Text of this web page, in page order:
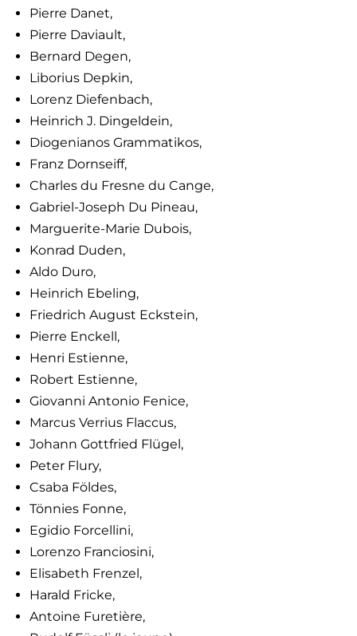
Pierre Danet,
Pierre Daviault,
Bernard Degen,
Liborius Depkin,
Lorenz Diefenbach,
Heinrich J. Dingeldein,
Diogenianos Grammatikos,
Franz Dornseiff,
Charles du Fresne du Cange,
Gabriel-Joseph Du Pineau,
Marguerite-Marie Dubois,
Konrad Duden,
Aldo Duro,
Heinrich Ebeling,
Friedrich August Eckstein,
Pierre Enckell,
Henri Estienne,
Robert Estienne,
Giovanni Antonio Fenice,
Marcus Verrius Flaccus,
Johann Gottfried Flügel,
Peter Flury,
Csaba Földes,
Tönnies Fonne,
Egidio Forcellini,
Lorenzo Franciosini,
Elisabeth Frenzel,
Harald Fricke,
Antoine Furetière,